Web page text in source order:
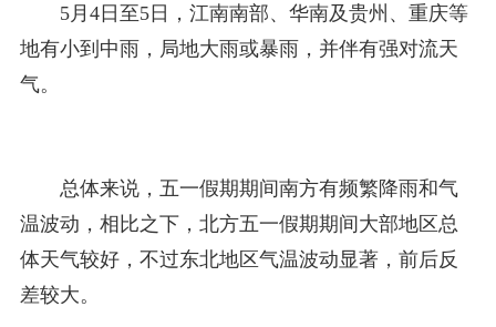
5月4日至5日，江南南部、华南及贵州、重庆等
地有小到中雨，局地大雨或暴雨，并伴有强对流天
气。
总体来说，五一假期期间南方有频繁降雨和气
温波动，相比之下，北方五一假期期间大部地区总
体天气较好，不过东北地区气温波动显著，前后反
差较大。